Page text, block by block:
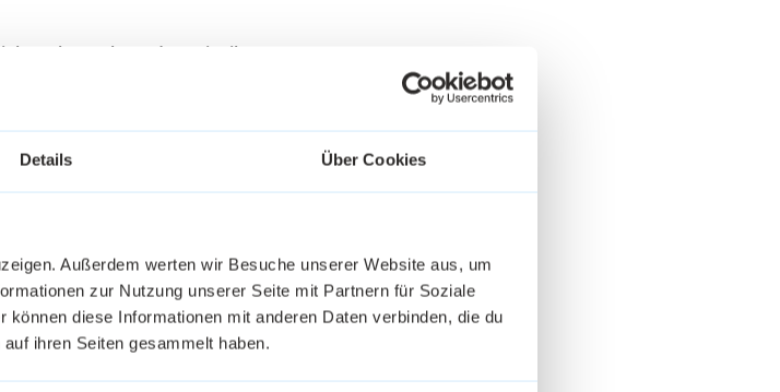
Details Über Cookies
Außerdem werten wir Besuche unserer Website aus, um
zur Nutzung unserer Seite mit Partnern für Soziale
diese Informationen mit anderen Daten verbinden, die du
ihren Seiten gesammelt haben.
Fuhrpark und Logistik
der
den Filialen
Sie sich:
frau für Spedition